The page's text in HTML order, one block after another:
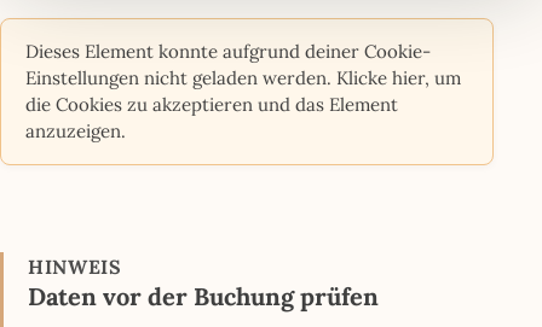
Dieses Element konnte aufgrund deiner Cookie-
Einstellungen nicht geladen werden. Klicke hier, um
die Cookies zu akzeptieren und das Element
anzuzeigen.
HINWEIS
Daten vor der Buchung prüfen